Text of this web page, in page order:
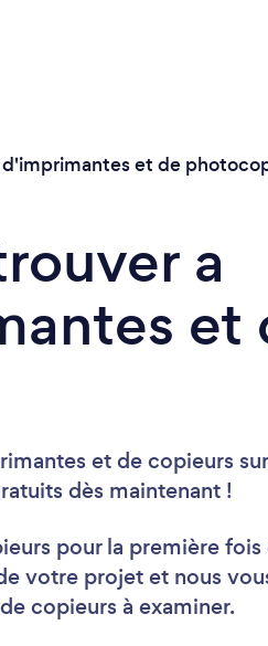
et de
a
et
et de copieurs
dès maintenant !
pour la première fois
votre projet et nous
copieurs à examiner.